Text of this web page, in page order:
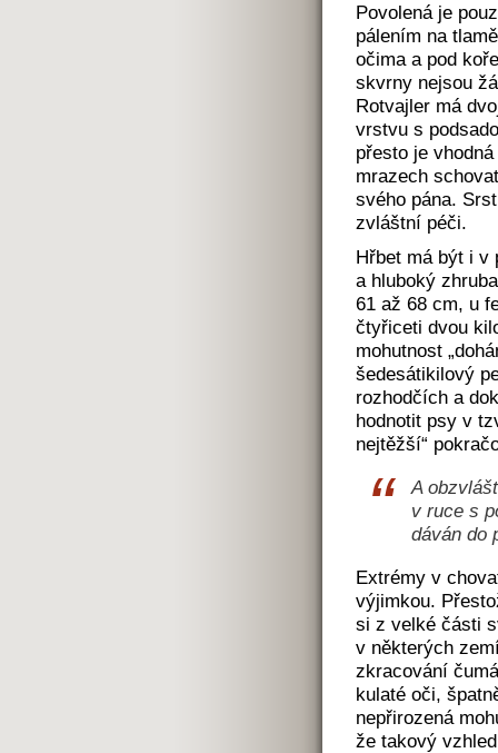
Povolená je
pálením na
očima a pod
skvrny nejsou
Rotvajler má
vrstvu s
přesto je
mrazech
svého pána.
zvláštní péči.
Hřbet má být i v
a hluboký
61 až 68 cm, u
čtyřiceti dvou
mohutnost
šedesátikilový
rozhodčích a
hodnotit psy v
nejtěžší“
A
v ruce s
dáván do
Extrémy v
výjimkou.
si z velké části
v některých
zkracování
kulaté oči,
nepřirozená
že takový